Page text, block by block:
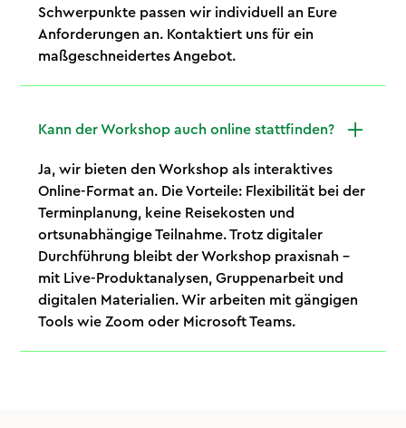
Schwerpunkte passen wir individuell an Eure
Anforderungen an. Kontaktiert uns für ein
maßgeschneidertes Angebot.
Kann der Workshop auch online stattfinden?
Ja, wir bieten den Workshop als interaktives
Online-Format an. Die Vorteile: Flexibilität bei der
Terminplanung, keine Reisekosten und
ortsunabhängige Teilnahme. Trotz digitaler
Durchführung bleibt der Workshop praxisnah –
mit Live-Produktanalysen, Gruppenarbeit und
digitalen Materialien. Wir arbeiten mit gängigen
Tools wie Zoom oder Microsoft Teams.